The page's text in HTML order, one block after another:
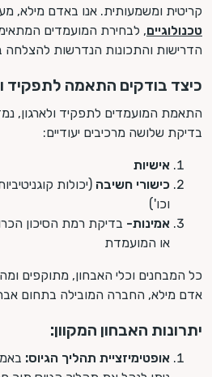
קריטית ומשמעותית. אנו באדם מילא,
טכנולוגיים, לבחירת המועמדים
הדרישות והתכונות הנדרשות להצלחה
כיצד בודקים התאמה לתפקיד
התאמת המועמדים לתפקיד ולארגון,
בדיקת שלושה מרכיבים יעודיים:
אישיות
כישורי חשיבה (יכולות
וכו')
אמינות- בדיקת רמת הסיכון
או המועמדת
כל המבחנים וכלי האבחון, מתוקפים
אדם מילא, החברה המובילה בתחום
יתרונות האבחון המקוון:
אופטימיזציית תהליך הגיוס: